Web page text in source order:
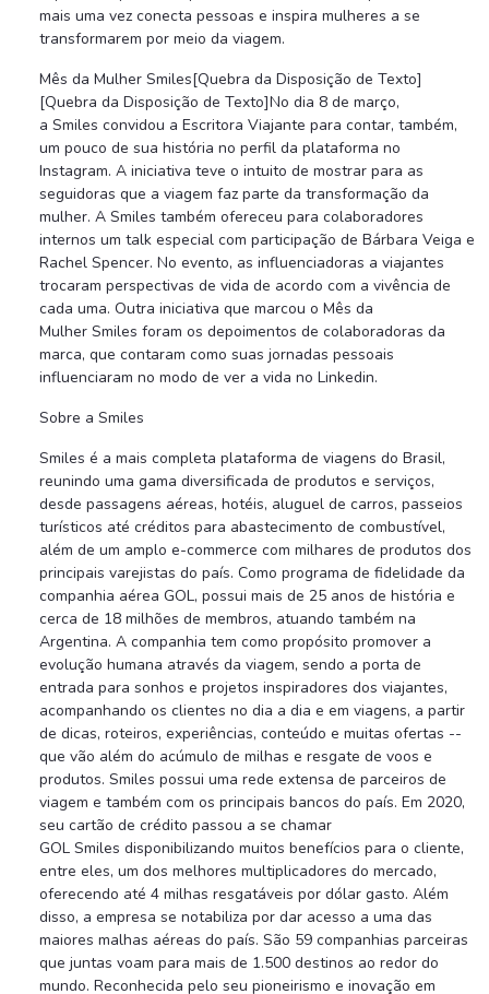
mais uma vez conecta pessoas e inspira mulheres a se
transformarem por meio da viagem.
Mês da Mulher Smiles[Quebra da Disposição de Texto]
[Quebra da Disposição de Texto]No dia 8 de março,
a Smiles convidou a Escritora Viajante para contar, também,
um pouco de sua história no perfil da plataforma no
Instagram. A iniciativa teve o intuito de mostrar para as
seguidoras que a viagem faz parte da transformação da
mulher. A Smiles também ofereceu para colaboradores
internos um talk especial com participação de Bárbara Veiga e
Rachel Spencer. No evento, as influenciadoras a viajantes
trocaram perspectivas de vida de acordo com a vivência de
cada uma. Outra iniciativa que marcou o Mês da
Mulher Smiles foram os depoimentos de colaboradoras da
marca, que contaram como suas jornadas pessoais
influenciaram no modo de ver a vida no Linkedin.
Sobre a Smiles
Smiles é a mais completa plataforma de viagens do Brasil,
reunindo uma gama diversificada de produtos e serviços,
desde passagens aéreas, hotéis, aluguel de carros, passeios
turísticos até créditos para abastecimento de combustível,
além de um amplo e-commerce com milhares de produtos dos
principais varejistas do país. Como programa de fidelidade da
companhia aérea GOL, possui mais de 25 anos de história e
cerca de 18 milhões de membros, atuando também na
Argentina. A companhia tem como propósito promover a
evolução humana através da viagem, sendo a porta de
entrada para sonhos e projetos inspiradores dos viajantes,
acompanhando os clientes no dia a dia e em viagens, a partir
de dicas, roteiros, experiências, conteúdo e muitas ofertas --
que vão além do acúmulo de milhas e resgate de voos e
produtos. Smiles possui uma rede extensa de parceiros de
viagem e também com os principais bancos do país. Em 2020,
seu cartão de crédito passou a se chamar
GOL Smiles disponibilizando muitos benefícios para o cliente,
entre eles, um dos melhores multiplicadores do mercado,
oferecendo até 4 milhas resgatáveis por dólar gasto. Além
disso, a empresa se notabiliza por dar acesso a uma das
maiores malhas aéreas do país. São 59 companhias parceiras
que juntas voam para mais de 1.500 destinos ao redor do
mundo. Reconhecida pelo seu pioneirismo e inovação em